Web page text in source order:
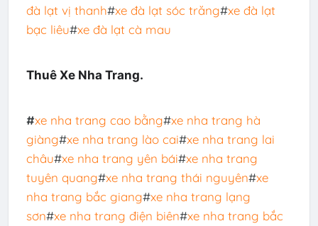
đà lạt vị thanh#xe đà lạt sóc trăng#xe đà lạt
bạc liêu#xe đà lạt cà mau
Thuê Xe Nha Trang.
#xe nha trang cao bằng#xe nha trang hà
giàng#xe nha trang lào cai#xe nha trang lai
châu#xe nha trang yên bái#xe nha trang
tuyên quang#xe nha trang thái nguyên#xe
nha trang bắc giang#xe nha trang lạng
sơn#xe nha trang điện biên#xe nha trang bắc